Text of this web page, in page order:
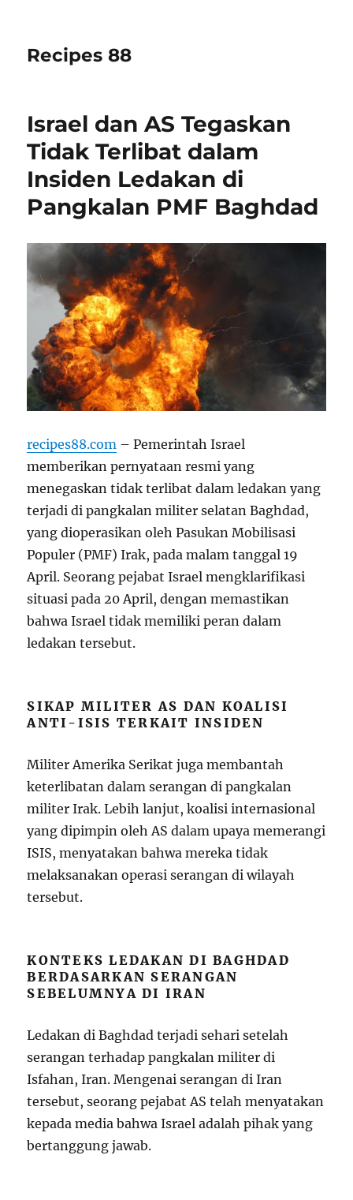
Recipes 88
Israel dan AS Tegaskan
Tidak Terlibat dalam
Insiden Ledakan di
Pangkalan PMF Baghdad
recipes88.com – Pemerintah Israel
memberikan pernyataan resmi yang
menegaskan tidak terlibat dalam ledakan yang
terjadi di pangkalan militer selatan Baghdad,
yang dioperasikan oleh Pasukan Mobilisasi
Populer (PMF) Irak, pada malam tanggal 19
April. Seorang pejabat Israel mengklarifikasi
situasi pada 20 April, dengan memastikan
bahwa Israel tidak memiliki peran dalam
ledakan tersebut.
SIKAP MILITER AS DAN KOALISI
ANTI-ISIS TERKAIT INSIDEN
Militer Amerika Serikat juga membantah
keterlibatan dalam serangan di pangkalan
militer Irak. Lebih lanjut, koalisi internasional
yang dipimpin oleh AS dalam upaya memerangi
ISIS, menyatakan bahwa mereka tidak
melaksanakan operasi serangan di wilayah
tersebut.
KONTEKS LEDAKAN DI BAGHDAD
BERDASARKAN SERANGAN
SEBELUMNYA DI IRAN
Ledakan di Baghdad terjadi sehari setelah
serangan terhadap pangkalan militer di
Isfahan, Iran. Mengenai serangan di Iran
tersebut, seorang pejabat AS telah menyatakan
kepada media bahwa Israel adalah pihak yang
bertanggung jawab.